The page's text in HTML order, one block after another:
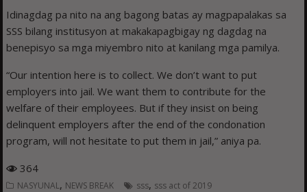
Idinagdag pa nito na ang bagong batas ay magpapalakas sa
SSS bilang institusyon at makakapagbigay ng dagdag na
benepisyo sa mga miyembro nito at kanilang mga pamilya.
“Our intention here is to collect. We don’t want to put
employers into jail. We want them to contribute for the
welfare of their employees. But if they insist on being
delinquent employers after the end of the condonation
program, will not hesitate to put them in jail,” aniya pa.
364
NASYUNAL, NEWS BREAK sss, sss act of 2019